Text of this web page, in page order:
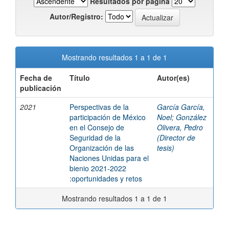
Autor/Registro:
Mostrando resultados 1 a 1 de 1
Fecha de
publicación
Título Autor(es)
2021
Perspectivas de la
participación de México
en el Consejo de
Seguridad de la
Organización de las
Naciones Unidas para el
bienio 2021-2022
:oportunidades y retos
García García,
Noel; González
Olivera, Pedro
(Director de
tesis)
Mostrando resultados 1 a 1 de 1